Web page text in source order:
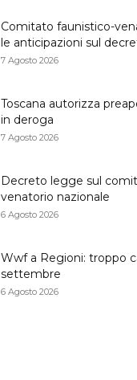
Comitato faunistico-
le anticipazioni sul
7 Agosto 2026
Toscana autorizza
in deroga
7 Agosto 2026
Decreto legge sul
venatorio nazionale
6 Agosto 2026
Wwf a Regioni: troppo
settembre
6 Agosto 2026